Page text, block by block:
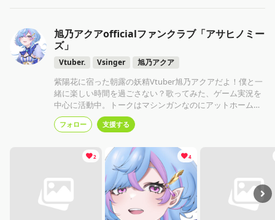
旭乃アクアofficialファンクラブ「アサヒノミー
ズ」
Vtuber. Vsinger 旭乃アクア
紫陽花に宿った朝露の妖精Vtuber旭乃アクアだよ！僕と一
緒に楽しい時間を過ごさない？歌ってみた、ゲーム実況を
中心に活動中。トークはマシンガンなのにアットホームな
雰囲気。実家のような安心感歌は透明感＋パワーボイスの
今時珍しめの声。よろしくね☆
フォロー 支援する
2 4